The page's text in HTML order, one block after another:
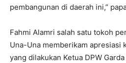
pembangunan di daerah ini,”
Fahmi Alamri salah satu tokoh
Una-Una memberikam apresiasi
yang dilakukan Ketua DPW